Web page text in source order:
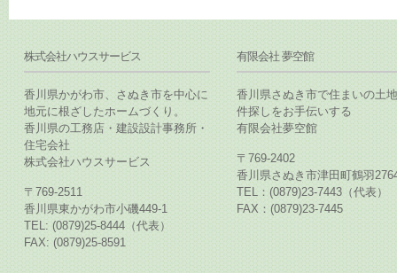
株式会社ハウスサービス
香川県かがわ市、さぬき市を中心に
地元に根ざしたホームづくり。
香川県の工務店・建設設計事務所・
住宅会社
株式会社ハウスサービス
〒769-2511
香川県東かがわ市小磯449-1
TEL: (0879)25-8444（代表）
FAX: (0879)25-8591
有限会社 夢空館
香川県さぬき市で住まいの土
件探しをお手伝いする
有限会社夢空館
〒769-2402
香川県さぬき市津田町鶴羽
TEL：(0879)23-7443（代表）
FAX：(0879)23-7445